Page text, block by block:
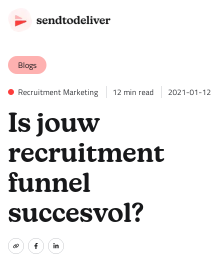
Blogs
Recruitment Marketing 12 min read 2021-01-12
Is jouw
recruitment
funnel
succesvol?